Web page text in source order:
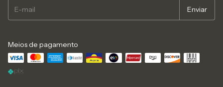
Meios de pagamento